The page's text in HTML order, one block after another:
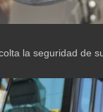
la seguridad de